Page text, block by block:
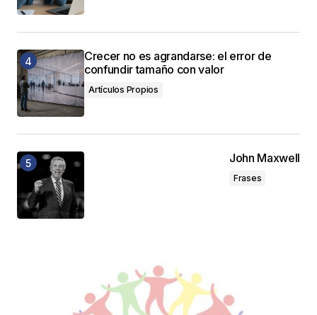
Crecer no es agrandarse: el error de
confundir tamaño con valor
Artículos Propios
John Maxwell
Frases